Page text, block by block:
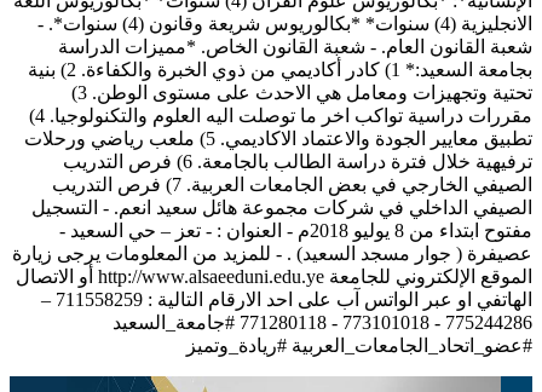
الانجليزية (4) سنوات* *بكالوريوس شريعة وقانون (4) سنوات*. -
شعبة القانون العام. - شعبة القانون الخاص. *مميزات الدراسة
بجامعة السعيد:* 1) كادر أكاديمي من ذوي الخبرة والكفاءة. 2) بنية
تحتية وتجهيزات ومعامل هي الاحدث على مستوى الوطن. 3)
مقررات دراسية تواكب اخر ما توصلت اليه العلوم والتكنولوجيا. 4)
تطبيق معايير الجودة والاعتماد الاكاديمي. 5) ملعب رياضي ورحلات
ترفيهية خلال فترة دراسة الطالب بالجامعة. 6) فرص التدريب
الصيفي الخارجي في بعض الجامعات العربية. 7) فرص التدريب
الصيفي الداخلي في شركات مجموعة هائل سعيد انعم. - التسجيل
مفتوح ابتداء من 8 يوليو 2018م - العنوان : - تعز – حي السعيد -
عصيفرة ( جوار مسجد السعيد) . - للمزيد من المعلومات يرجى زيارة
الموقع الإلكتروني للجامعة http://www.alsaeeduni.edu.ye أو الاتصال
الهاتفي او عبر الواتس آب على احد الارقام التالية : 711558259 –
775244286 - 773101018 - 771280118 #جامعة_السعيد
#عضو_اتحاد_الجامعات_العربية #ريادة_وتميز